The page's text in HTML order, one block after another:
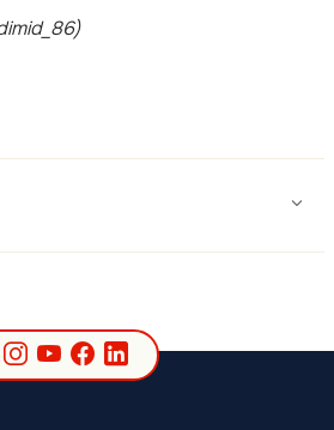
Instagram
YouTube
Facebook
LinkedIn